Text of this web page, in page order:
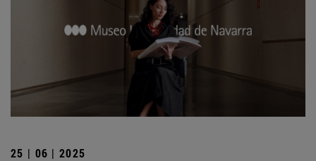
25 | 06 | 2025